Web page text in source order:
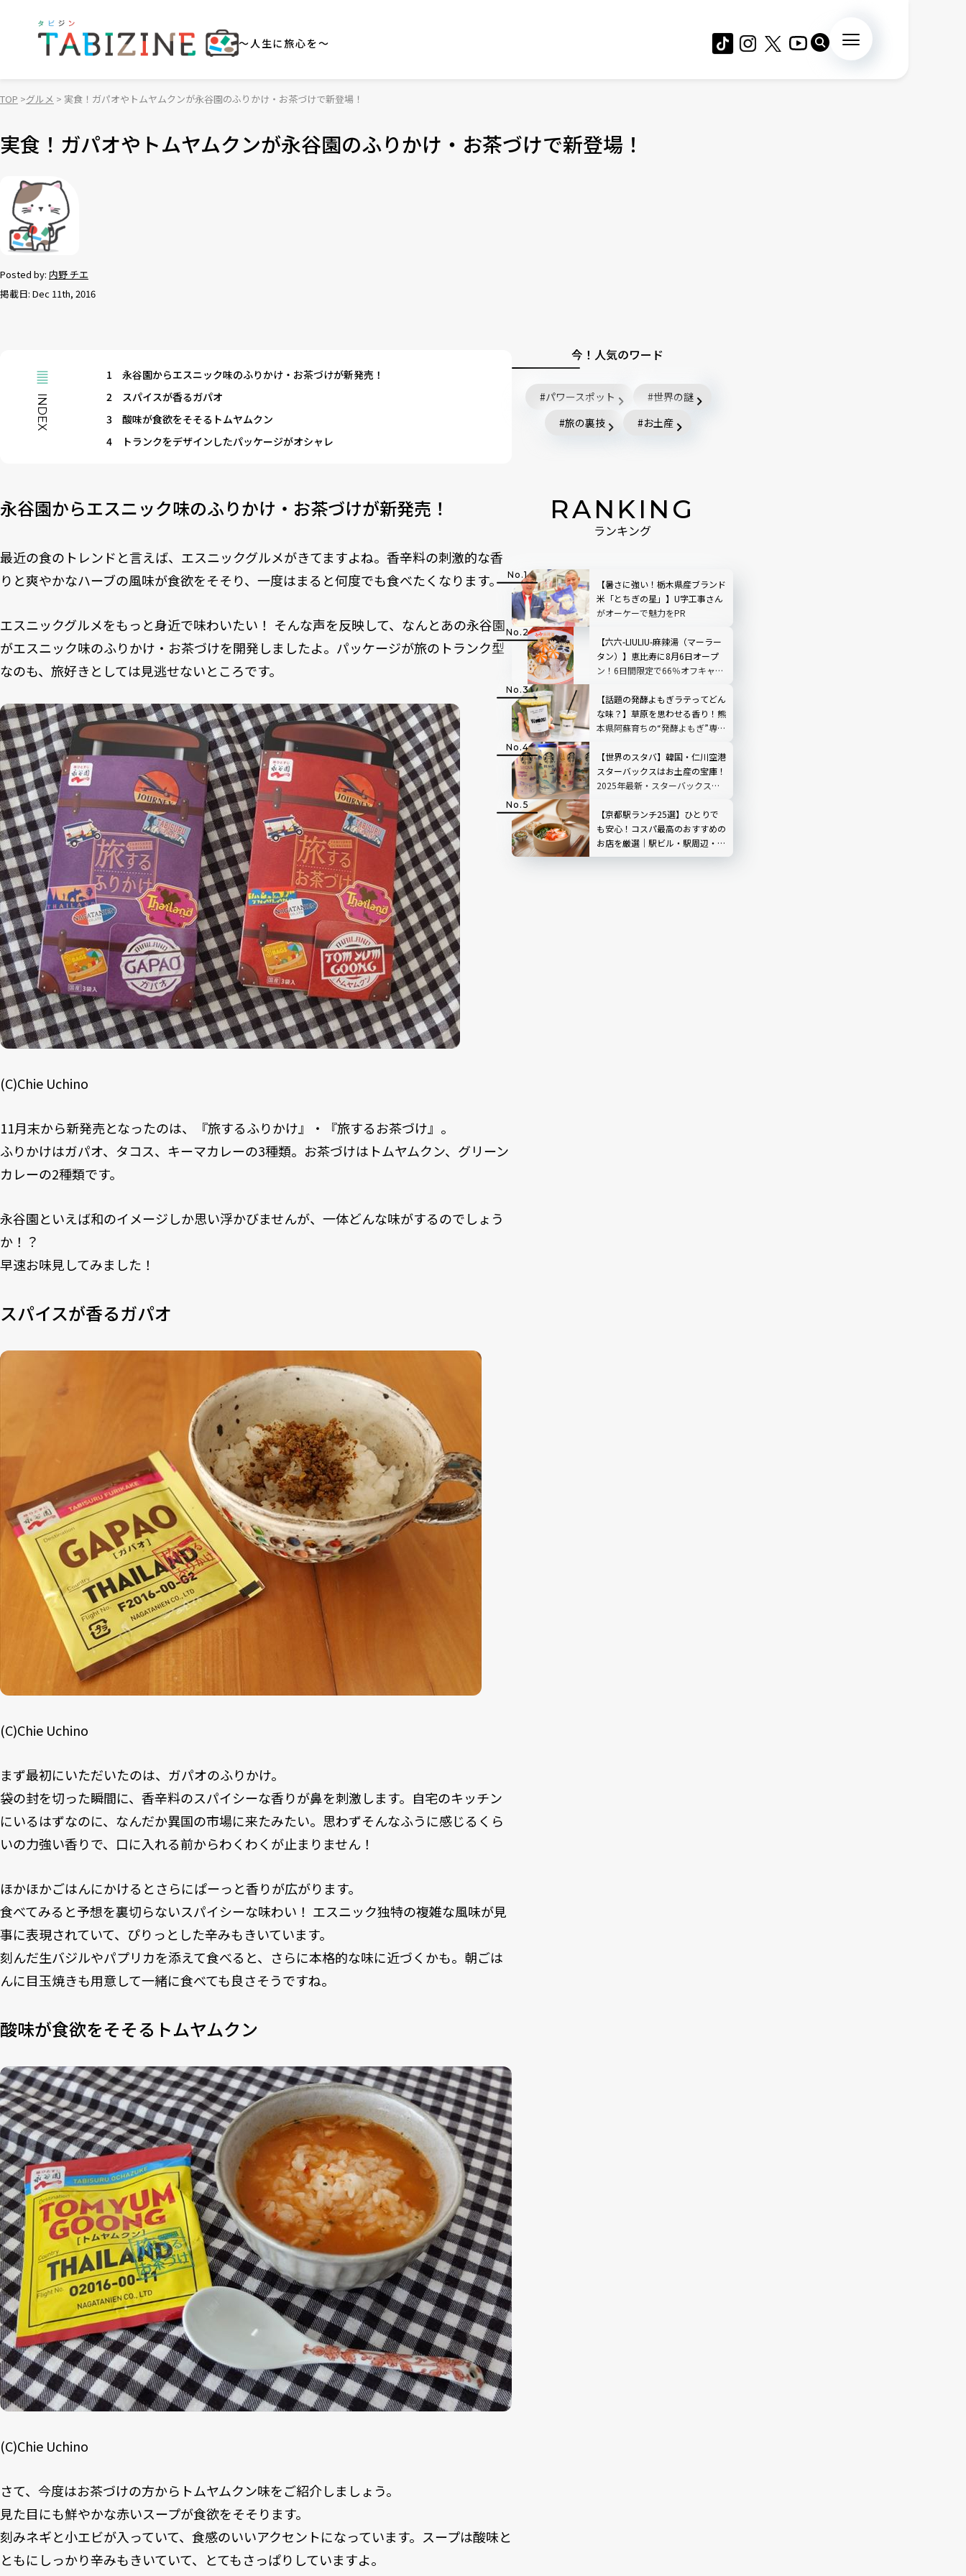
～人生に旅心を～
TOP グルメ 実食！ガパオやトムヤムクンが永谷園のふりかけ・お茶づけで新登場！
実食！ガパオやトムヤムクンが永谷園のふりかけ・お茶づけで新登場！
Posted by: 内野 チエ
掲載日: Dec 11th, 2016
INDEX
1
永谷園からエスニック味のふりかけ・お茶づけが新発売！
2
スパイスが香るガパオ
3
酸味が食欲をそそるトムヤムクン
4
トランクをデザインしたパッケージがオシャレ
永谷園からエスニック味のふりかけ・お茶づけが新発売！
最近の食のトレンドと言えば、エスニックグルメがきてますよね。香辛料の刺激的な香
りと爽やかなハーブの風味が食欲をそそり、一度はまると何度でも食べたくなります。
エスニックグルメをもっと身近で味わいたい！ そんな声を反映して、なんとあの永谷園
がエスニック味のふりかけ・お茶づけを開発しましたよ。パッケージが旅のトランク型
なのも、旅好きとしては見逃せないところです。
(C)Chie Uchino
11月末から新発売となったのは、『旅するふりかけ』・『旅するお茶づけ』。
ふりかけはガパオ、タコス、キーマカレーの3種類。お茶づけはトムヤムクン、グリーン
カレーの2種類です。
永谷園といえば和のイメージしか思い浮かびませんが、一体どんな味がするのでしょう
か！？
早速お味見してみました！
スパイスが香るガパオ
(C)Chie Uchino
まず最初にいただいたのは、ガパオのふりかけ。
袋の封を切った瞬間に、香辛料のスパイシーな香りが鼻を刺激します。自宅のキッチン
にいるはずなのに、なんだか異国の市場に来たみたい。思わずそんなふうに感じるくら
いの力強い香りで、口に入れる前からわくわくが止まりません！
ほかほかごはんにかけるとさらにぱーっと香りが広がります。
食べてみると予想を裏切らないスパイシーな味わい！ エスニック独特の複雑な風味が見
事に表現されていて、ぴりっとした辛みもきいています。
刻んだ生バジルやパプリカを添えて食べると、さらに本格的な味に近づくかも。朝ごは
んに目玉焼きも用意して一緒に食べても良さそうですね。
酸味が食欲をそそるトムヤムクン
(C)Chie Uchino
さて、今度はお茶づけの方からトムヤムクン味をご紹介しましょう。
見た目にも鮮やかな赤いスープが食欲をそそります。
刻みネギと小エビが入っていて、食感のいいアクセントになっています。スープは酸味と
ともにしっかり辛みもきいていて、とてもさっぱりしていますよ。
今！人気のワード
パワースポット
世界の謎
旅の裏技
お土産
RANKING
ランキング
【暑さに強い！栃木県産ブランド
米「とちぎの星」】U字工事さん
がオーケーで魅力をPR
【六六-LIULIU-麻辣湯（マーラー
タン）】恵比寿に8月6日オープ
ン！6日間限定で66％オフキャン
【話題の発酵よもぎラテってどん
な味？】草原を思わせる香り！熊
本県阿蘇育ちの“発酵よもぎ”専門
STAND」渋谷にオープン！人気
TOP3も
【世界のスタバ】韓国・仁川空港
スターバックスはお土産の宝庫！
2025年最新・スターバックス限
【京都駅ランチ25選】ひとりで
も安心！コスパ最高のおすすめの
お店を厳選｜駅ビル・駅周辺・
Map付き